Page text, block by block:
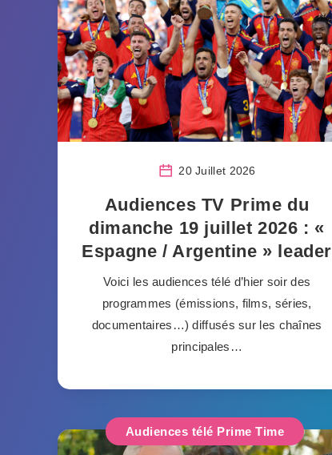
20 Juillet 2026
Audiences TV Prime du
dimanche 19 juillet 2026 : «
Espagne / Argentine » leader
Voici les audiences télé d’hier soir des
programmes (émissions, films, séries,
documentaires…) diffusés sur les chaînes
principales…
Audiences télé Prime Time